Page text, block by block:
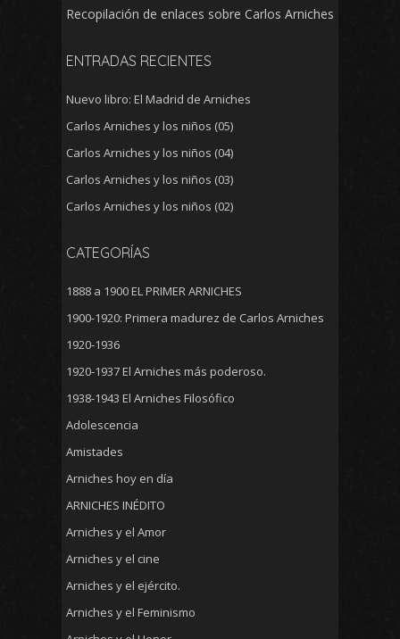
Recopilación de enlaces sobre Carlos Arniches
ENTRADAS RECIENTES
Nuevo libro: El Madrid de Arniches
Carlos Arniches y los niños (05)
Carlos Arniches y los niños (04)
Carlos Arniches y los niños (03)
Carlos Arniches y los niños (02)
CATEGORÍAS
1888 a 1900 EL PRIMER ARNICHES
1900-1920: Primera madurez de Carlos Arniches
1920-1936
1920-1937 El Arniches más poderoso.
1938-1943 El Arniches Filosófico
Adolescencia
Amistades
Arniches hoy en día
ARNICHES INÉDITO
Arniches y el Amor
Arniches y el cine
Arniches y el ejército.
Arniches y el Feminismo